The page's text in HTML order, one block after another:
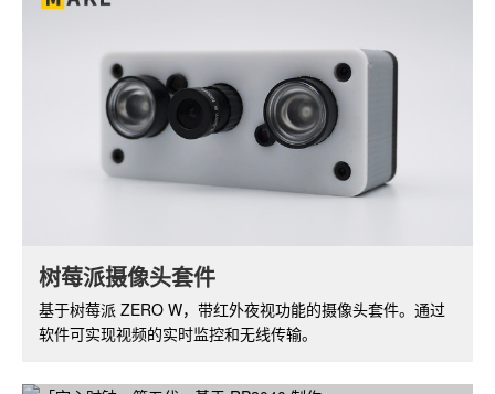
NXEZ Cube 小方屏 DIY 套件
小方屏系列基于 ESP8266 开发板，支持 WiFi 功能，配备
OLED 显示屏。可以开发出丰富的功能和应用。
树莓派摄像头套件
基于树莓派 ZERO W，带红外夜视功能的摄像头套件。通过
软件可实现视频的实时监控和无线传输。